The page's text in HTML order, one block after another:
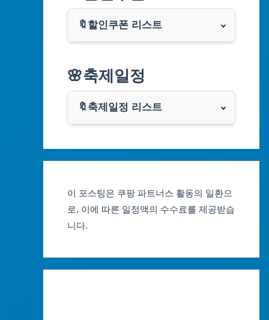
부산광역시
대구광역시
인천광역시
광주광역시
세종특별자치시
강원도
🔖할인쿠폰 리스트
쿠팡
클룩
🌸축제일정
🔖축제일정 리스트
대구축제 일정
광주축제 일정
이 포스팅은 쿠팡 파트너스 활동의 일환으
로, 이에 따른 일정액의 수수료를 제공받습
니다.